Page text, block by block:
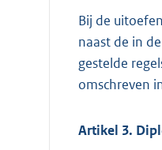
Bij de
naast de in
gestelde
omschreven
Artikel 3.